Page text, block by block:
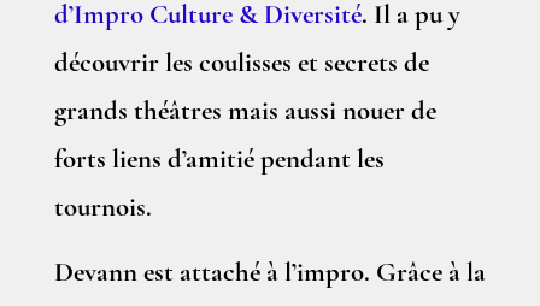
d’Impro Culture & Diversité. Il a pu y
découvrir les coulisses et secrets de
grands théâtres mais aussi nouer de
forts liens d’amitié pendant les
tournois.
Devann est attaché à l’impro. Grâce à la